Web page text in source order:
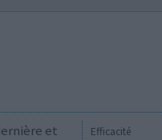
Efficacité
et